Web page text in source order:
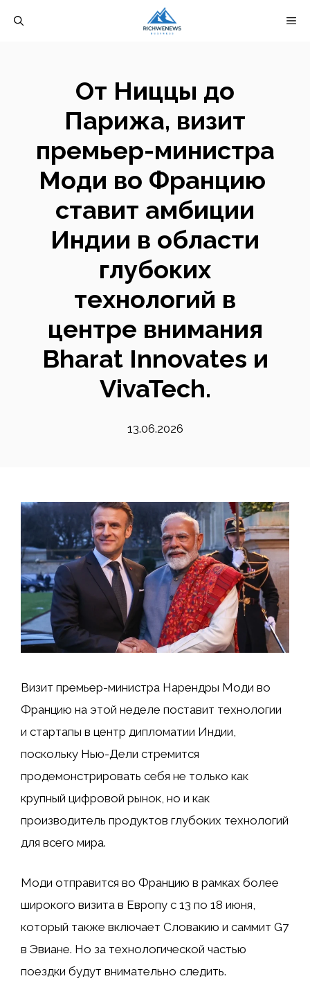
От Ниццы до
Парижа, визит
премьер-министра
Моди во Францию ​​
ставит амбиции
Индии в области
глубоких
технологий в
центре внимания
Bharat Innovates и
VivaTech.
13.06.2026
Визит премьер-министра Нарендры Моди во
Францию ​​на этой неделе поставит технологии
и стартапы в центр дипломатии Индии,
поскольку Нью-Дели стремится
продемонстрировать себя не только как
крупный цифровой рынок, но и как
производитель продуктов глубоких технологий
для всего мира.
Моди отправится во Францию ​​в рамках более
широкого визита в Европу с 13 по 18 июня,
который также включает Словакию и саммит G7
в Эвиане. Но за технологической частью
поездки будут внимательно следить.